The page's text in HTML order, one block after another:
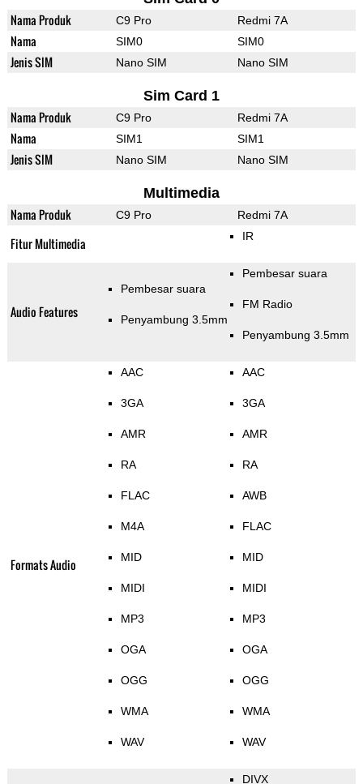
Nama Produk C9 Pro Redmi 7A
Nama SIM0 SIM0
Jenis SIM Nano SIM Nano SIM
Sim Card 1
Nama Produk C9 Pro Redmi 7A
Nama SIM1 SIM1
Jenis SIM Nano SIM Nano SIM
Multimedia
Nama Produk C9 Pro Redmi 7A
Fitur Multimedia IR
Audio Features
Pembesar suara
Penyambung 3.5mm
Pembesar suara
FM Radio
Penyambung 3.5mm
Formats Audio
AAC
3GA
AMR
RA
FLAC
M4A
MID
MIDI
MP3
OGA
OGG
WMA
WAV
AAC
3GA
AMR
RA
AWB
FLAC
MID
MIDI
MP3
OGA
OGG
WMA
WAV
DIVX